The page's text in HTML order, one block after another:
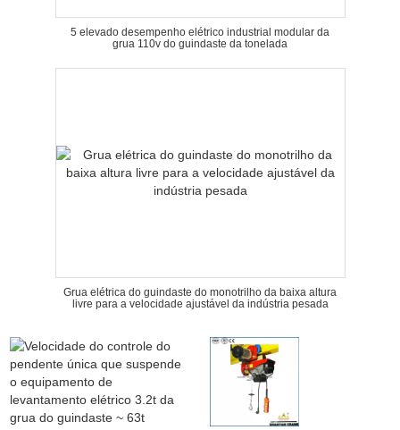
5 elevado desempenho elétrico industrial modular da
grua 110v do guindaste da tonelada
Grua elétrica do guindaste do monotrilho da baixa altura
livre para a velocidade ajustável da indústria pesada